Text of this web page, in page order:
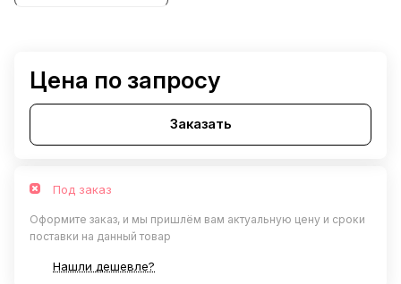
Цена по запросу
Заказать
Под заказ
Оформите заказ, и мы пришлём вам актуальную цену и сроки
поставки на данный товар
Нашли дешевле?